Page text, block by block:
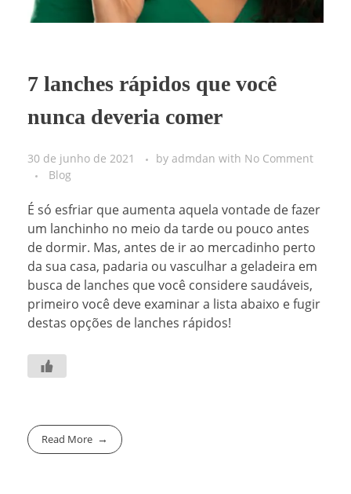
7 lanches rápidos que você
nunca deveria comer
30 de junho de 2021 by admdan with No Comment
Blog
É só esfriar que aumenta aquela vontade de fazer
um lanchinho no meio da tarde ou pouco antes
de dormir. Mas, antes de ir ao mercadinho perto
da sua casa, padaria ou vasculhar a geladeira em
busca de lanches que você considere saudáveis,
primeiro você deve examinar a lista abaixo e fugir
destas opções de lanches rápidos!
Read More